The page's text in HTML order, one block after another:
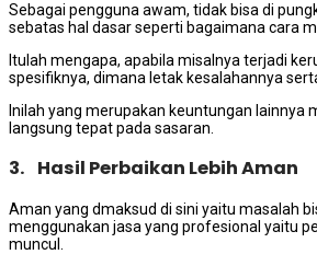
Sebagai pengguna awam, tidak bisa di
sebatas hal dasar seperti bagaimana cara
Itulah mengapa, apabila misalnya terjadi
spesifiknya, dimana letak kesalahannya
Inilah yang merupakan keuntungan lainnya
langsung tepat pada sasaran.
3. Hasil Perbaikan Lebih Aman
Aman yang dmaksud di sini yaitu masalah
menggunakan jasa yang profesional yaitu
muncul.